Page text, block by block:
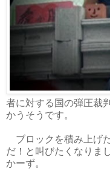
者に対する国の弾圧裁
かうそうです。
ブロックを積み上げ
だ！と叫びたくなりま
かーず。